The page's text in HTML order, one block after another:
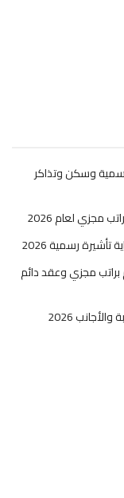
رسمية وسكن وتذاكر
مجزي لعام 2026
رسمية 2026
مجزي وعقد دائم